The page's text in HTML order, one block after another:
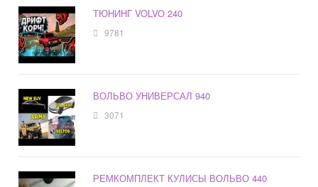
ТЮНИНГ VOLVO 240
9781
ВОЛЬВО УНИВЕРСАЛ 940
3071
РЕМКОМПЛЕКТ КУЛИСЫ ВОЛЬВО 440